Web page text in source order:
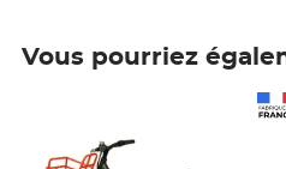
Vous pourriez